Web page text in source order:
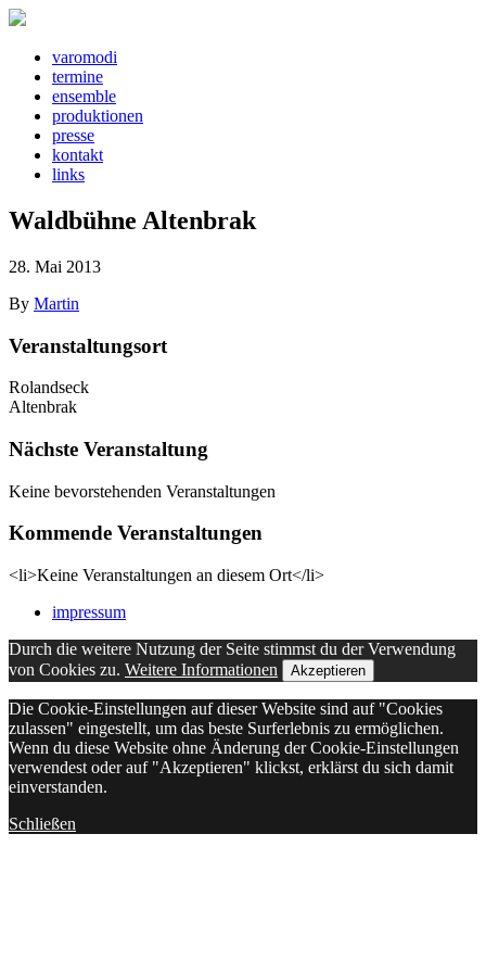
varomodi
termine
ensemble
produktionen
presse
kontakt
links
Waldbühne Altenbrak
28. Mai 2013
By Martin
Veranstaltungsort
Rolandseck
Altenbrak
Nächste Veranstaltung
Keine bevorstehenden Veranstaltungen
Kommende Veranstaltungen
<li>Keine Veranstaltungen an diesem Ort</li>
impressum
Durch die weitere Nutzung der Seite stimmst du der Verwendung
von Cookies zu. Weitere Informationen Akzeptieren
Die Cookie-Einstellungen auf dieser Website sind auf "Cookies
zulassen" eingestellt, um das beste Surferlebnis zu ermöglichen.
Wenn du diese Website ohne Änderung der Cookie-Einstellungen
verwendest oder auf "Akzeptieren" klickst, erklärst du sich damit
einverstanden.
Schließen